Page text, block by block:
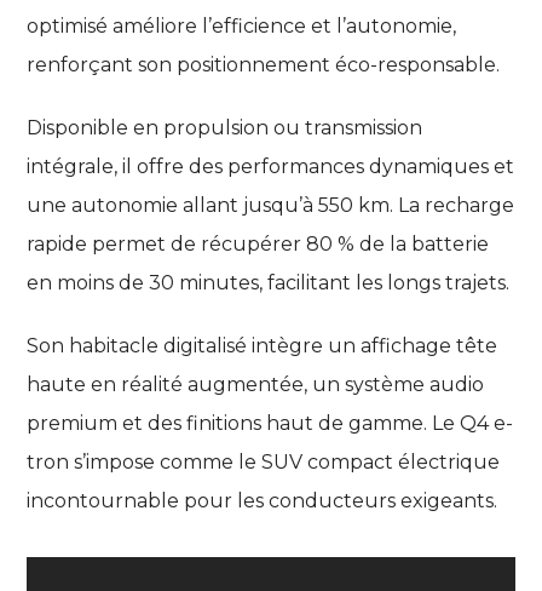
optimisé améliore l’efficience et l’autonomie,
renforçant son positionnement éco-responsable.
Disponible en propulsion ou transmission
intégrale, il offre des performances dynamiques et
une autonomie allant jusqu’à 550 km. La recharge
rapide permet de récupérer 80 % de la batterie
en moins de 30 minutes, facilitant les longs trajets.
Son habitacle digitalisé intègre un affichage tête
haute en réalité augmentée, un système audio
premium et des finitions haut de gamme. Le Q4 e-
tron s’impose comme le SUV compact électrique
incontournable pour les conducteurs exigeants.